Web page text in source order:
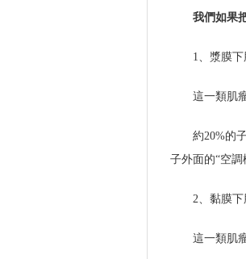
我們如果
1、漿膜下
這一類肌
約20%的
子外面的“空調
2、黏膜下
這一類肌